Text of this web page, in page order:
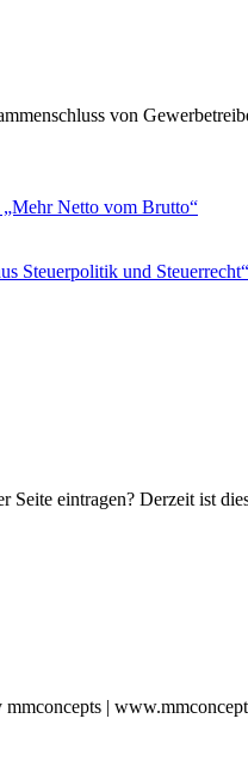
von
Netto vom Brutto“
Steuerpolitik und Steuerrecht“
Seite eintragen? Derzeit ist
|